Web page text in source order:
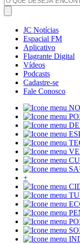
JC Notícias
Espacial FM
Aplicativo
Flagrante Digital
Vídeos
Podcasts
Cadastre-se
Fale Conosco
+